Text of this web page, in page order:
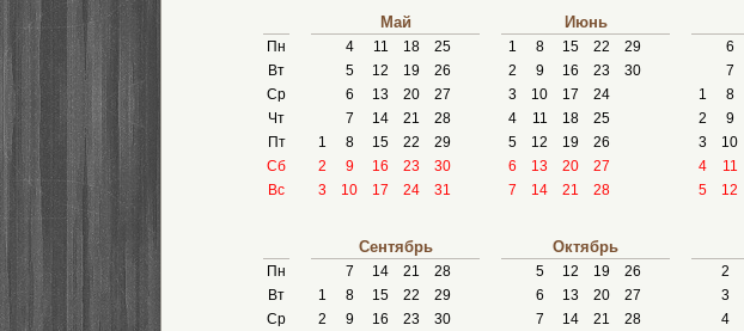
Пн
Вт
Ср
Чт
Пт
Сб
Вс
Май
4 11 18
25
5
12 19
26
6
13 20
27
7
14 21
28
1
8 15 22
29
2
9 16 23
30
3
10 17 24 31
Июнь
1 8 15 22
29
2
9 16 23
30
3
10 17
24
4
11 18
25
5
12 19
26
6
13 20
27
7
14 21 28
6
7
1
8
2
9
3
10
4
11
5
12
Пн
Вт
Ср
Сентябрь
7 14 21
28
1
8 15 22
29
2
9 16 23 30
Октябрь
5 12 19
26
6
13 20
27
7
14 21 28
2
3
4